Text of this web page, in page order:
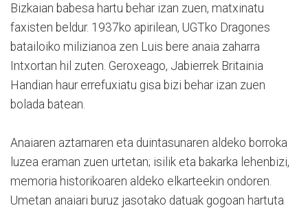
Bizkaian babesa hartu behar izan zuen, matxinatu
faxisten beldur. 1937ko apirilean, UGTko Dragones
batailoiko milizianoa zen Luis bere anaia zaharra
Intxortan hil zuten. Geroxeago, Jabierrek Britainia
Handian haur errefuxiatu gisa bizi behar izan zuen
bolada batean.
Anaiaren aztarnaren eta duintasunaren aldeko borroka
luzea eraman zuen urtetan; isilik eta bakarka lehenbizi,
memoria historikoaren aldeko elkarteekin ondoren.
Umetan anaiari buruz jasotako datuak gogoan hartuta